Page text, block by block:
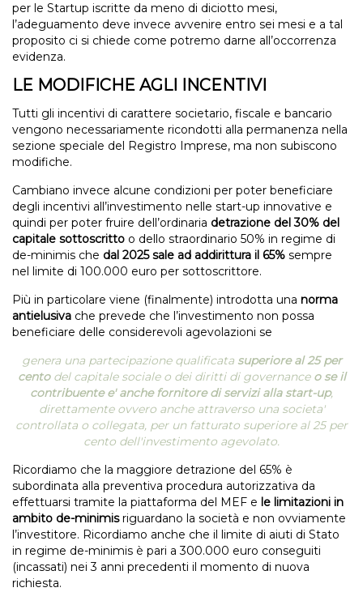
per le Startup iscritte da meno di diciotto mesi,
l’adeguamento deve invece avvenire entro sei mesi e a tal
proposito ci si chiede come potremo darne all’occorrenza
evidenza.
LE MODIFICHE AGLI INCENTIVI
Tutti gli incentivi di carattere societario, fiscale e bancario
vengono necessariamente ricondotti alla permanenza nella
sezione speciale del Registro Imprese, ma non subiscono
modifiche.
Cambiano invece alcune condizioni per poter beneficiare
degli incentivi all’investimento nelle start-up innovative e
quindi per poter fruire dell’ordinaria detrazione del 30% del
capitale sottoscritto o dello straordinario 50% in regime di
de-minimis che dal 2025 sale ad addirittura il 65% sempre
nel limite di 100.000 euro per sottoscrittore.
Più in particolare viene (finalmente) introdotta una norma
antielusiva che prevede che l’investimento non possa
beneficiare delle considerevoli agevolazioni se
genera una partecipazione qualificata superiore al 25 per
cento del capitale sociale o dei diritti di governance o se il
contribuente e' anche fornitore di servizi alla start-up,
direttamente ovvero anche attraverso una societa'
controllata o collegata, per un fatturato superiore al 25 per
cento dell'investimento agevolato.
Ricordiamo che la maggiore detrazione del 65% è
subordinata alla preventiva procedura autorizzativa da
effettuarsi tramite la piattaforma del MEF e le limitazioni in
ambito de-minimisriguardano la società e non ovviamente
l’investitore. Ricordiamo anche che il limite di aiuti di Stato
in regime de-minimis è pari a 300.000 euro conseguiti
(incassati) nei 3 anni precedenti il momento di nuova
richiesta.